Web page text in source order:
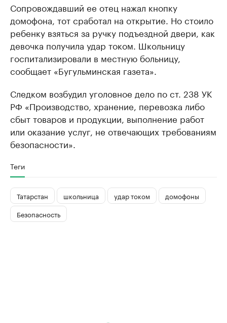
Сопровождавший ее отец нажал кнопку
домофона, тот сработал на открытие. Но стоило
ребенку взяться за ручку подъездной двери, как
девочка получила удар током. Школьницу
госпитализировали в местную больницу,
сообщает «Бугульминская газета».
Следком возбудил уголовное дело по ст. 238 УК
РФ «Производство, хранение, перевозка либо
сбыт товаров и продукции, выполнение работ
или оказание услуг, не отвечающих требованиям
безопасности».
Теги
Татарстан школьница удар током
домофоны
Безопасность